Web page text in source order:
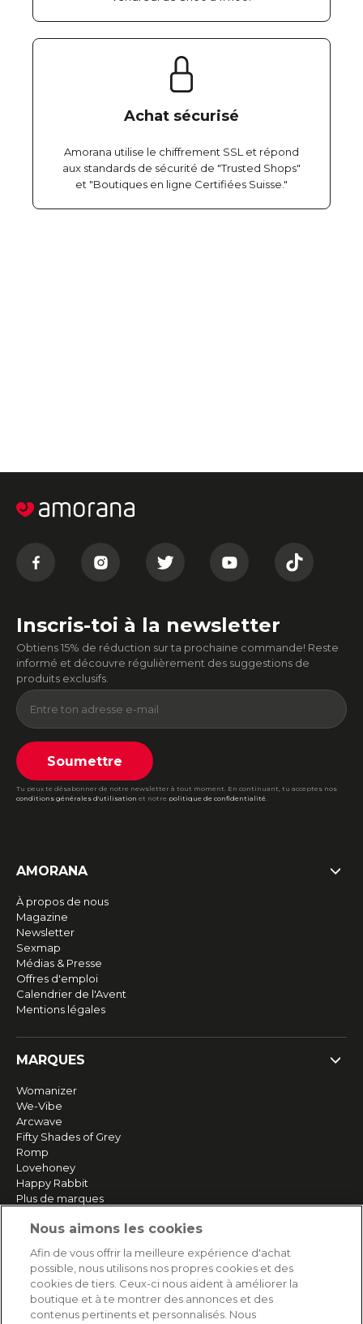
Achat sécurisé
Amorana utilise le chiffrement SSL et répond
aux standards de sécurité de "Trusted Shops"
et "Boutiques en ligne Certifiées Suisse."
Inscris-toi à la newsletter
Obtiens 15% de réduction sur ta prochaine commande! Reste
informé et découvre régulièrement des suggestions de
produits exclusifs.
Soumettre
Tu peux te désabonner de notre newsletter à tout moment. En continuant, tu acceptes nos
conditions générales d'utilisation et notre politique de confidentialité.
AMORANA
À propos de nous
Magazine
Newsletter
Sexmap
Médias & Presse
Offres d'emploi
Calendrier de l'Avent
Mentions légales
MARQUES
Womanizer
We-Vibe
Arcwave
Fifty Shades of Grey
Romp
Lovehoney
Happy Rabbit
Plus de marques
SERVICE
Livraison rapide et gratuite
Retours & remboursements
Paiement sécurisé
Nous aimons les cookies
Afin de vous offrir la meilleure expérience d'achat
possible, nous utilisons nos propres cookies et des
cookies de tiers. Ceux-ci nous aident à améliorer la
boutique et à te montrer des annonces et des
contenus pertinents et personnalisés. Nous